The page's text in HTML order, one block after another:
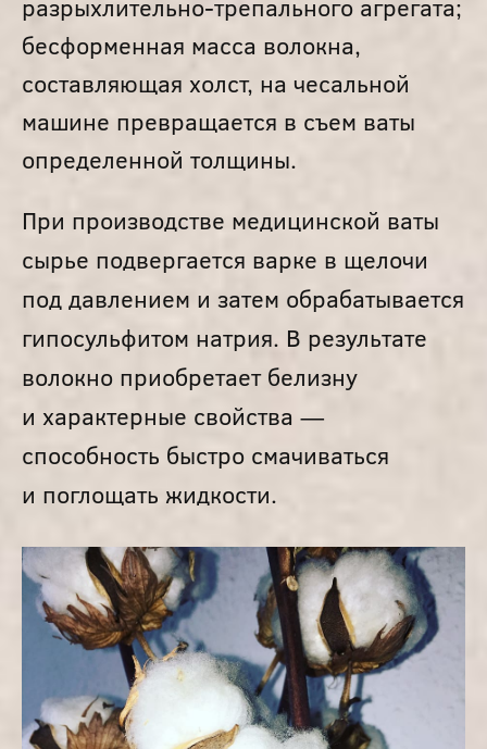
разрыхлительно-трепального агрегата;
бесформенная масса волокна,
составляющая холст, на чесальной
машине превращается в съем ваты
определенной толщины.
При производстве медицинской ваты
сырье подвергается варке в щелочи
под давлением и затем обрабатывается
гипосульфитом натрия. В результате
волокно приобретает белизну
и характерные свойства —
способность быстро смачиваться
и поглощать жидкости.